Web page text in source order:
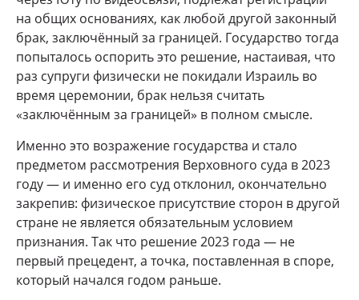
на общих основаниях, как любой другой законный
брак, заключённый за границей. Государство тогда
попыталось оспорить это решение, настаивая, что
раз супруги физически не покидали Израиль во
время церемонии, брак нельзя считать
«заключённым за границей» в полном смысле.
Именно это возражение государства и стало
предметом рассмотрения Верховного суда в 2023
году — и именно его суд отклонил, окончательно
закрепив: физическое присутствие сторон в другой
стране не является обязательным условием
признания. Так что решение 2023 года — не
первый прецедент, а точка, поставленная в споре,
который начался годом раньше.